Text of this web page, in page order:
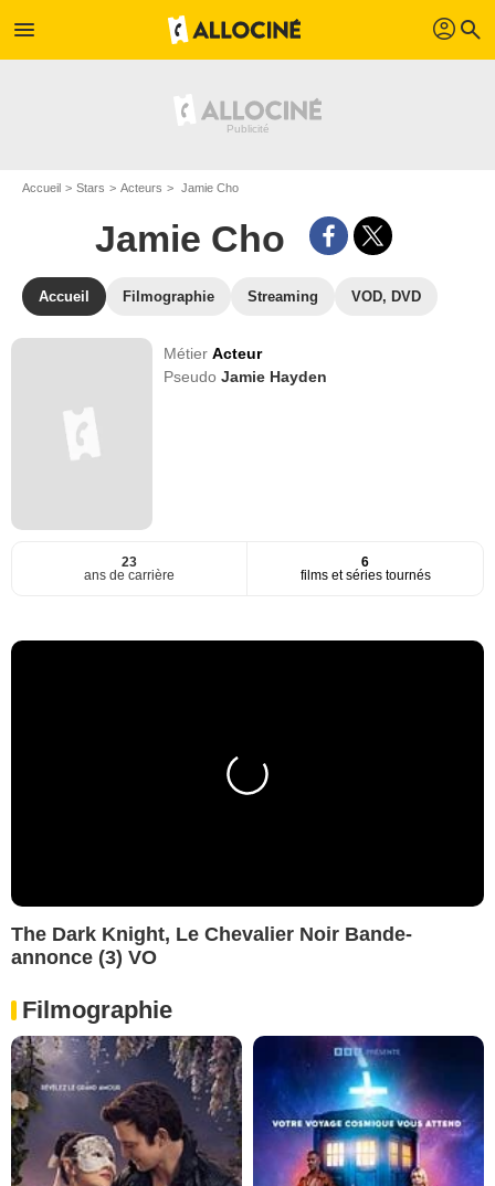
menu profil search
Accueil Stars Acteurs Jamie Cho
Jamie Cho
Accueil Filmographie Streaming VOD, DVD
MétierActeur
PseudoJamie Hayden
23
ans de carrière
6
films et séries tournés
The Dark Knight, Le Chevalier Noir Bande-
annonce (3) VO
Filmographie